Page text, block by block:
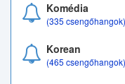
Komédia
(335 csengőhangok)
Korean
(465 csengőhangok)